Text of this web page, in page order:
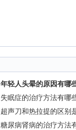
年轻人头晕的原因有哪
失眠症的治疗方法有哪
超声刀和热拉提的区别
糖尿病肾病的治疗方法